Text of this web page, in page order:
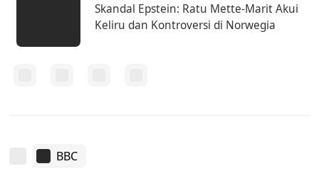
Skandal Epstein: Ratu Mette-Marit Akui
Keliru dan Kontroversi di Norwegia
BBC